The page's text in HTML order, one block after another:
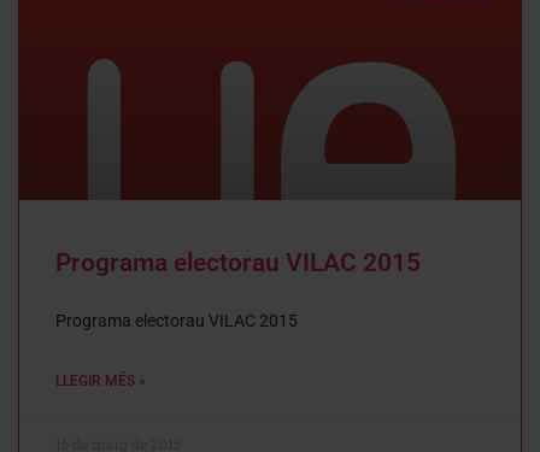
Programa electorau VILAC 2015
Programa electorau VILAC 2015
LLEGIR MÉS »